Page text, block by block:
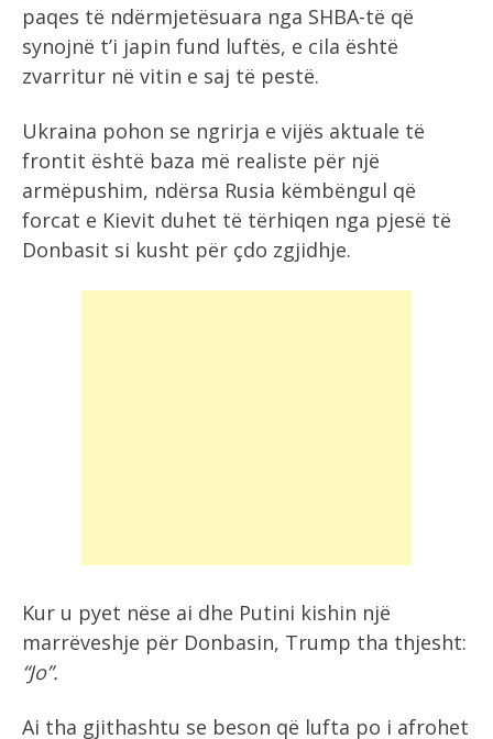
paqes të ndërmjetësuara nga SHBA-të që
synojnë t’i japin fund luftës, e cila është
zvarritur në vitin e saj të pestë.
Ukraina pohon se ngrirja e vijës aktuale të
frontit është baza më realiste për një
armëpushim, ndërsa Rusia këmbëngul që
forcat e Kievit duhet të tërhiqen nga pjesë të
Donbasit si kusht për çdo zgjidhje.
Kur u pyet nëse ai dhe Putini kishin një
marrëveshje për Donbasin, Trump tha thjesht:
“Jo”.
Ai tha gjithashtu se beson që lufta po i afrohet